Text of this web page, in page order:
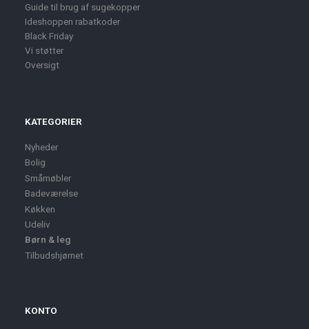
Guide til brug af sugekopper
Ideshoppen rabatkoder
Black Friday
Vi støtter
Oversigt
KATEGORIER
Nyheder
Bolig
Småmøbler
Badeværelse
Køkken
Udeliv
Børn & leg
Tilbudshjørnet
KONTO